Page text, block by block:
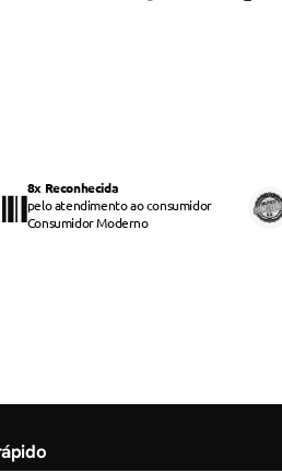
8x Reconhecida
pelo atendimento ao consumidor
Consumidor Moderno